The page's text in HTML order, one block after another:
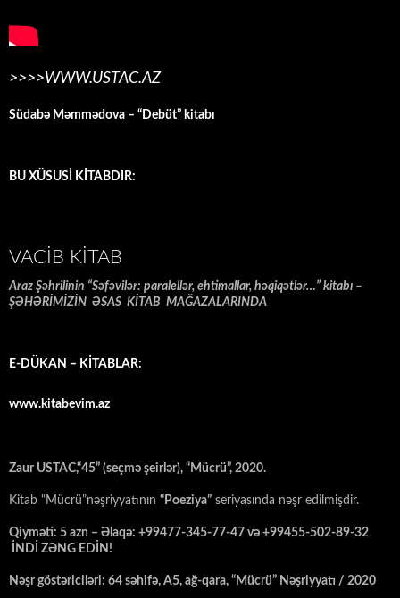
>>>>WWW.USTAC.AZ
Südabə Məmmədova – “Debüt” kitabı
BU XÜSUSİ KİTABDIR:
VACIB KITAB
Araz Şəhrilinin “Səfəvilər: paralellər, ehtimallar, həqiqətlər…” kitabı –
ŞƏHƏRİMİZİN ƏSAS KİTAB MAĞAZALARINDA
E-DÜKAN – KİTABLAR:
www.kitabevim.az
Zaur USTAC,“45” (seçmə şeirlər), “Mücrü”, 2020.
Kitab “Mücrü”nəşriyyatının “Poeziya” seriyasında nəşr edilmişdir.
Qiyməti: 5 azn – Əlaqə: +99477-345-77-47 və +99455-502-89-32
İNDİ ZƏNG EDİN!
Nəşr göstəriciləri: 64 səhifə, A5, ağ-qara, “Mücrü” Nəşriyyatı / 2020